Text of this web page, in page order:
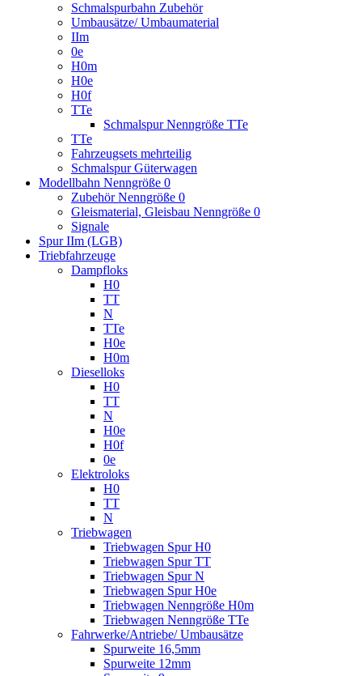
Schmalspurbahn Zubehör
Umbausätze/ Umbaumaterial
IIm
0e
H0m
H0e
H0f
TTe
Schmalspur Nenngröße TTe
TTe
Fahrzeugsets mehrteilig
Schmalspur Güterwagen
Modellbahn Nenngröße 0
Zubehör Nenngröße 0
Gleismaterial, Gleisbau Nenngröße 0
Signale
Spur IIm (LGB)
Triebfahrzeuge
Dampfloks
H0
TT
N
TTe
H0e
H0m
Dieselloks
H0
TT
N
H0e
H0f
0e
Elektroloks
H0
TT
N
Triebwagen
Triebwagen Spur H0
Triebwagen Spur TT
Triebwagen Spur N
Triebwagen Spur H0e
Triebwagen Nenngröße H0m
Triebwagen Nenngröße TTe
Fahrwerke/Antriebe/ Umbausätze
Spurweite 16,5mm
Spurweite 12mm